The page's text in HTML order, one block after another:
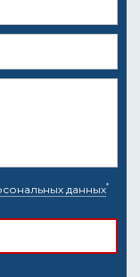
данных*